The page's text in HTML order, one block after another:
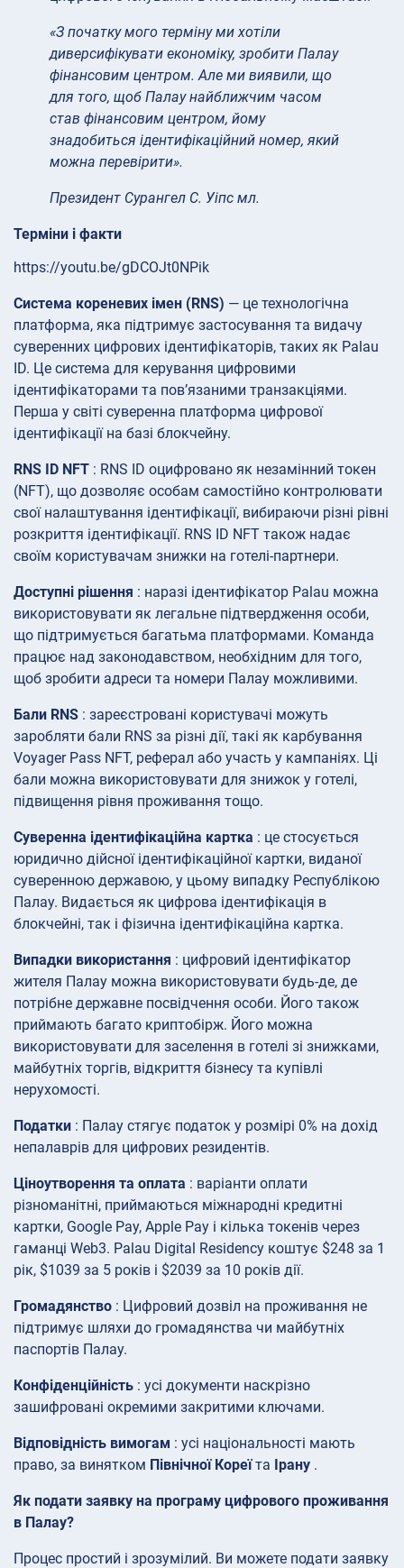
«З початку мого терміну ми хотіли
диверсифікувати економіку, зробити Палау
фінансовим центром. Але ми виявили, що
для того, щоб Палау найближчим часом
став фінансовим центром, йому
знадобиться ідентифікаційний номер, який
можна перевірити».
Президент Сурангел С. Уіпс мл.
Терміни і факти
https://youtu.be/gDCOJt0NPik
Система кореневих імен (RNS) — це технологічна
платформа, яка підтримує застосування та видачу
суверенних цифрових ідентифікаторів, таких як Palau
ID. Це система для керування цифровими
ідентифікаторами та пов’язаними транзакціями.
Перша у світі суверенна платформа цифрової
ідентифікації на базі блокчейну.
RNS ID NFT : RNS ID оцифровано як незамінний токен
(NFT), що дозволяє особам самостійно контролювати
свої налаштування ідентифікації, вибираючи різні рівні
розкриття ідентифікації. RNS ID NFT також надає
своїм користувачам знижки на готелі-партнери.
Доступні рішення : наразі ідентифікатор Palau можна
використовувати як легальне підтвердження особи,
що підтримується багатьма платформами. Команда
працює над законодавством, необхідним для того,
щоб зробити адреси та номери Палау можливими.
Бали RNS : зареєстровані користувачі можуть
заробляти бали RNS за різні дії, такі як карбування
Voyager Pass NFT, реферал або участь у кампаніях. Ці
бали можна використовувати для знижок у готелі,
підвищення рівня проживання тощо.
Суверенна ідентифікаційна картка : це стосується
юридично дійсної ідентифікаційної картки, виданої
суверенною державою, у цьому випадку Республікою
Палау. Видається як цифрова ідентифікація в
блокчейні, так і фізична ідентифікаційна картка.
Випадки використання : цифровий ідентифікатор
жителя Палау можна використовувати будь-де, де
потрібне державне посвідчення особи. Його також
приймають багато криптобірж. Його можна
використовувати для заселення в готелі зі знижками,
майбутніх торгів, відкриття бізнесу та купівлі
нерухомості.
Податки : Палау стягує податок у розмірі 0% на дохід
непалаврів для цифрових резидентів.
Ціноутворення та оплата : варіанти оплати
різноманітні, приймаються міжнародні кредитні
картки, Google Pay, Apple Pay і кілька токенів через
гаманці Web3. Palau Digital Residency коштує $248 за 1
рік, $1039 за 5 років і $2039 за 10 років дії.
Громадянство : Цифровий дозвіл на проживання не
підтримує шляхи до громадянства чи майбутніх
паспортів Палау.
Конфіденційність : усі документи наскрізно
зашифровані окремими закритими ключами.
Відповідність вимогам : усі національності мають
право, за винятком Північної Кореїта Ірану .
Як подати заявку на програму цифрового проживання
в Палау?
Процес простий і зрозумілий. Ви можете подати заявку